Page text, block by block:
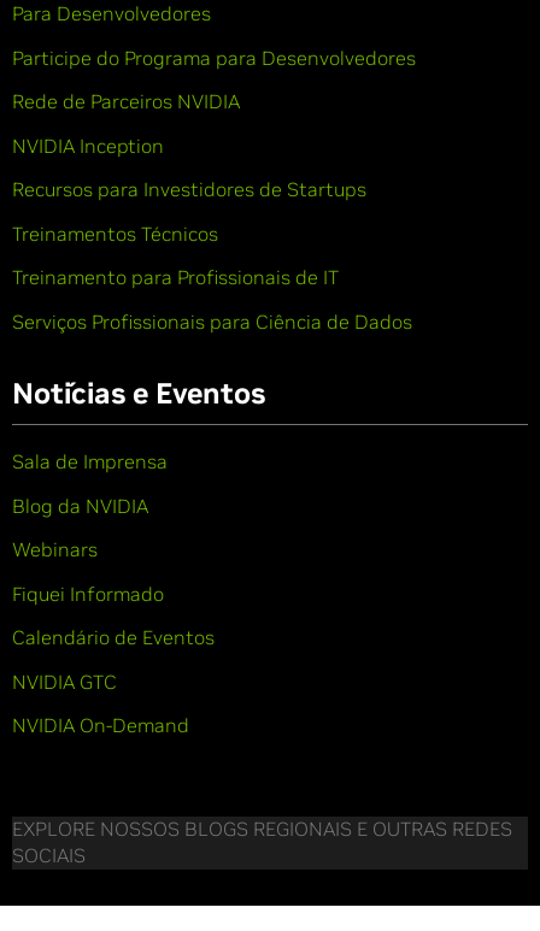
Para Desenvolvedores
Participe do Programa para Desenvolvedores
Rede de Parceiros NVIDIA
NVIDIA Inception
Recursos para Investidores de Startups
Treinamentos Técnicos
Treinamento para Profissionais de IT
Serviços Profissionais para Ciência de Dados
Notícias e Eventos
Sala de Imprensa
Blog da NVIDIA
Webinars
Fiquei Informado
Calendário de Eventos
NVIDIA GTC
NVIDIA On-Demand
EXPLORE NOSSOS BLOGS REGIONAIS E OUTRAS REDES
SOCIAIS